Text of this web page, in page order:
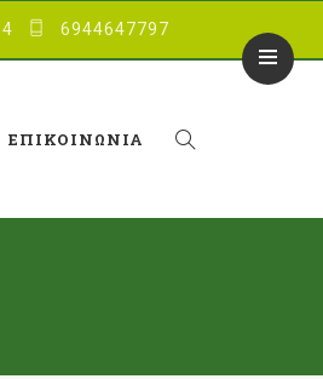
6944647797
ΕΠΙΚΟΙΝΩΝΊΑ